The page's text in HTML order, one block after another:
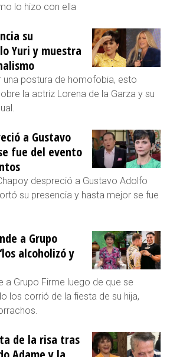
lo hizo con ella
su
Yuri y muestra
una postura de homofobia, esto
la actriz Lorena de la Garza y su
a Gustavo
fue del evento
despreció a Gustavo Adolfo
su presencia y hasta mejor se fue
a Grupo
alcoholizó y
a Grupo Firme luego de que se
los corrió de la fiesta de su hija,
de la risa tras